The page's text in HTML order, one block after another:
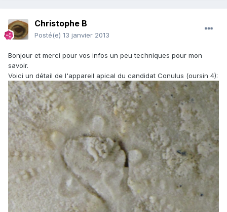
Christophe B
Posté(e) 13 janvier 2013
Bonjour et merci pour vos infos un peu techniques pour mon
savoir.
Voici un détail de l'appareil apical du candidat Conulus (oursin 4):